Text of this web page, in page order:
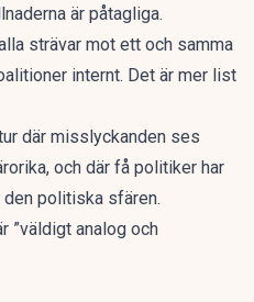
är påtagliga.
strävar mot ett och samma
internt. Det är mer list
där misslyckanden ses
och där få politiker har
politiska sfären.
”väldigt analog och